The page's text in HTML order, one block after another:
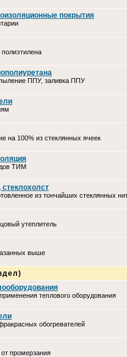
покрытия
полиэтилена
ППУ, заливка ППУ
на 100% из стеклянных ячеек
ТИМ
cтеклохолст
из тончайших стеклянных
утеплитель
выше
теплового оборудования
обогревателей
промерзания